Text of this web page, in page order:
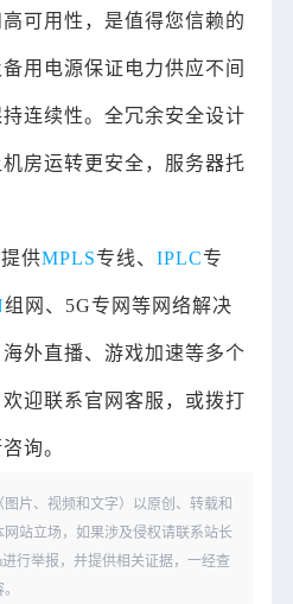
可用性，是值得您信赖的
用电源保证电力供应不间
连续性。全冗余安全设计
房运转更安全，服务器托
供MPLS专线、IPLC专
组网、5G专网等网络解决
外直播、游戏加速等多个
迎联系官网客服，或拨打
询。
片、视频和文字）以原创、转载和
站立场，如果涉及侵权请联系站长
进行举报，并提供相关证据，一经查